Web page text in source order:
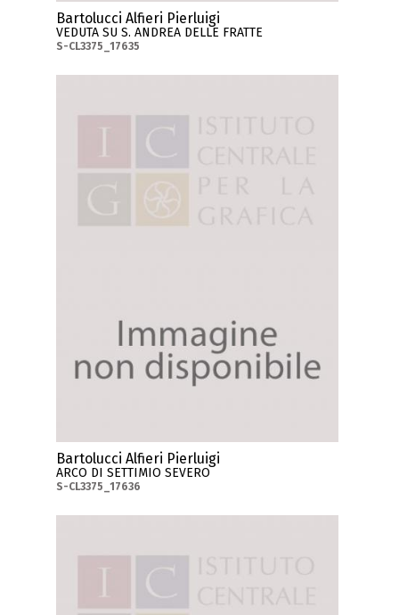
Bartolucci Alfieri Pierluigi
VEDUTA SU S. ANDREA DELLE FRATTE
S-CL3375_17635
Bartolucci Alfieri Pierluigi
ARCO DI SETTIMIO SEVERO
S-CL3375_17636